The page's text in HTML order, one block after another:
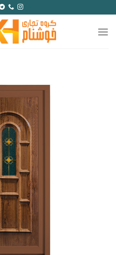
to
content